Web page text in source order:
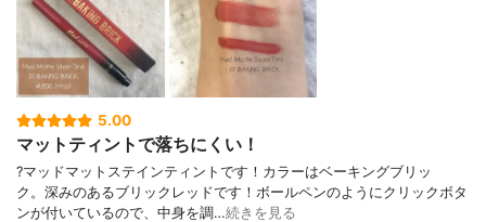
5.00
マットティントで落ちにくい！
?マッドマットステインティントです！ カラーはベーキングブリッ
ク。 深みのあるブリックレッドです！ ボールペンのようにクリックボタ
ンが付いているので、中身を調…続きを見る